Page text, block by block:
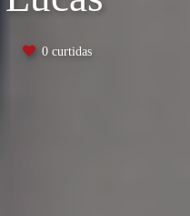
0curtidas